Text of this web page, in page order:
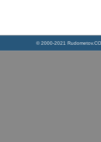
© 2000-2021